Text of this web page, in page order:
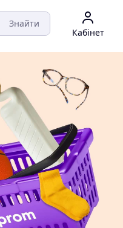
Знайти
Кабінет